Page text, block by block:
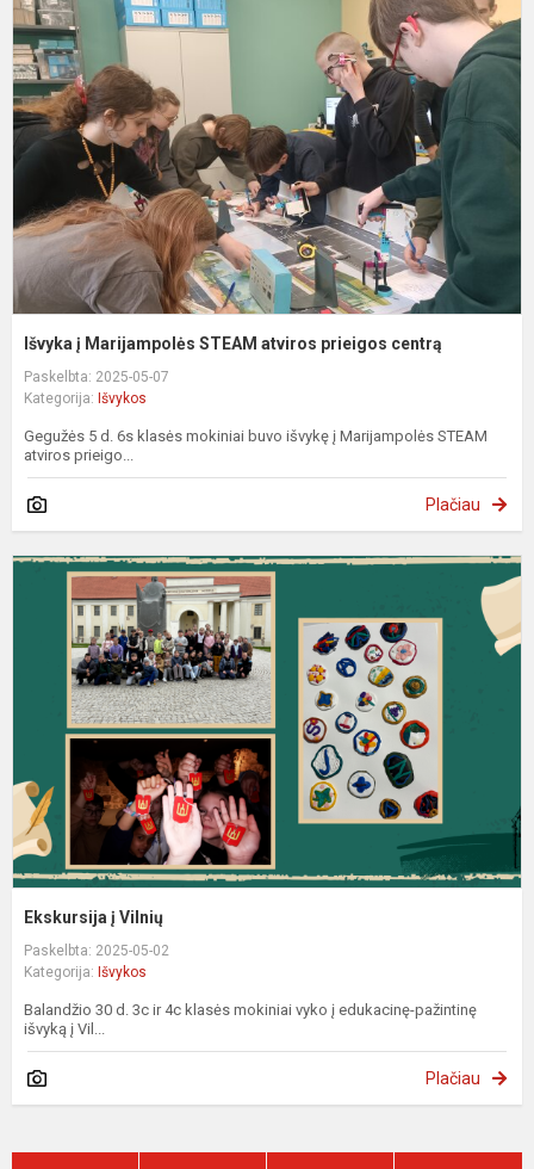
Išvyka į Marijampolės STEAM atviros prieigos centrą
Paskelbta: 2025-05-07
Kategorija: Išvykos
Gegužės 5 d. 6s klasės mokiniai buvo išvykę į Marijampolės STEAM
atviros prieigo...
Plačiau
Ekskursija į Vilnių
Paskelbta: 2025-05-02
Kategorija: Išvykos
Balandžio 30 d. 3c ir 4c klasės mokiniai vyko į edukacinę-pažintinę
išvyką į Vil...
Plačiau